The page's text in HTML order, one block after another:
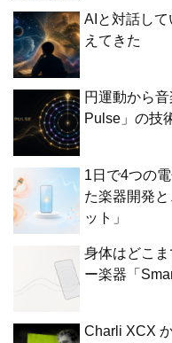
AIと対話し
えてきた
円運動から
Pulse」の技
1日で4つの
た楽器開発
ット」
身体はどこ
ー楽器「
Charli XCX